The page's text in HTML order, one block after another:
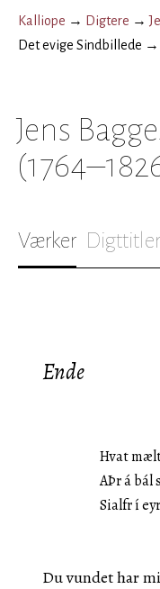
Kalliope → Digtere →
Det evige Sindbillede →
Jens
Værker Digttitler
Ende
Hvat
AÞr á bál
Sialfr í
Du vundet har